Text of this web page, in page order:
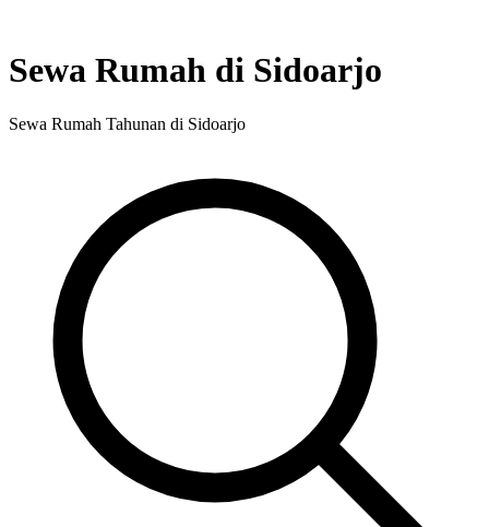
Sewa Rumah di Sidoarjo
Sewa Rumah Tahunan di Sidoarjo